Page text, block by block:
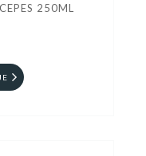
250ML